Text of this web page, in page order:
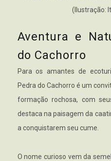
(Ilustração:
Aventura e
do Cachorro
Para os amantes de
Pedra do Cachorro é um
formação rochosa, com
destaca na paisagem da
a conquistarem seu cume.
O nome curioso vem da